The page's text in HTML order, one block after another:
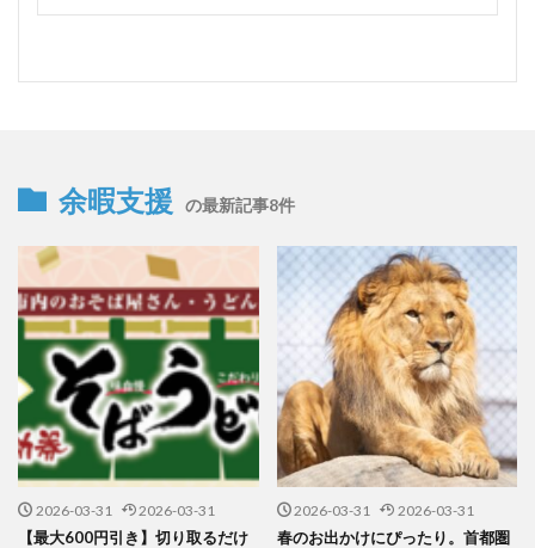
余暇支援 の最新記事8件
2026-03-31 2026-03-31
【最大600円引き】切り取るだけ
2026-03-31 2026-03-31
春のお出かけにぴったり。首都圏